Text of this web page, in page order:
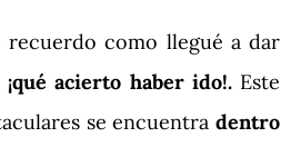
recuerdo como llegué a dar
¡qué acierto haber ido!. Este
se encuentra dentro